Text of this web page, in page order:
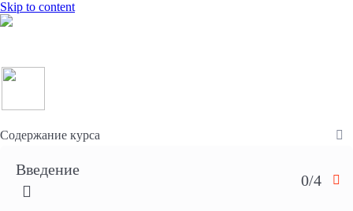
Skip to content
+7(962)424-93-33
Содержание курса
Введение
0/4